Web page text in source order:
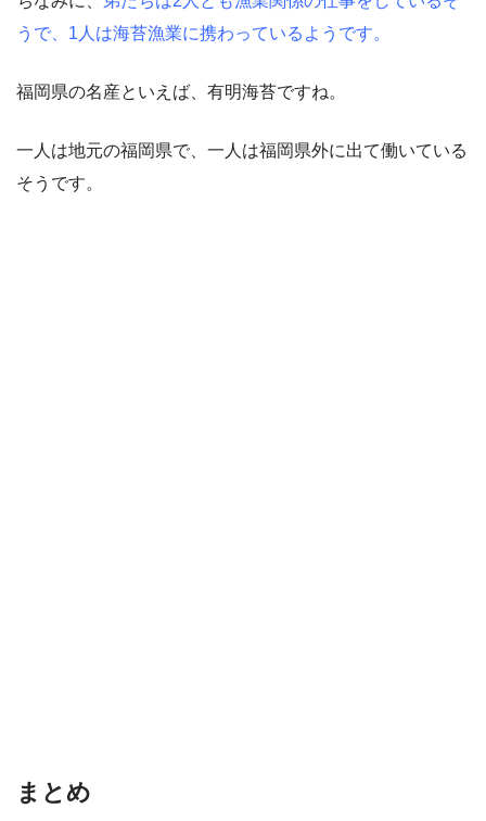
うで、1人は海苔漁業に携わっているようです。
福岡県の名産といえば、有明海苔ですね。
一人は地元の福岡県で、一人は福岡県外に出て働いている
そうです。
まとめ